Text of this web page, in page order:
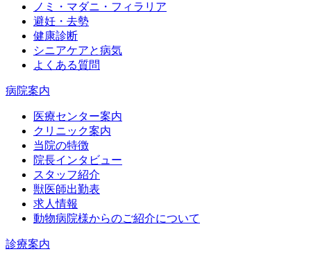
ノミ・マダニ・フィラリア
避妊・去勢
健康診断
シニアケアと病気
よくある質問
病院案内
医療センター案内
クリニック案内
当院の特徴
院長インタビュー
スタッフ紹介
獣医師出勤表
求人情報
動物病院様からのご紹介について
診療案内